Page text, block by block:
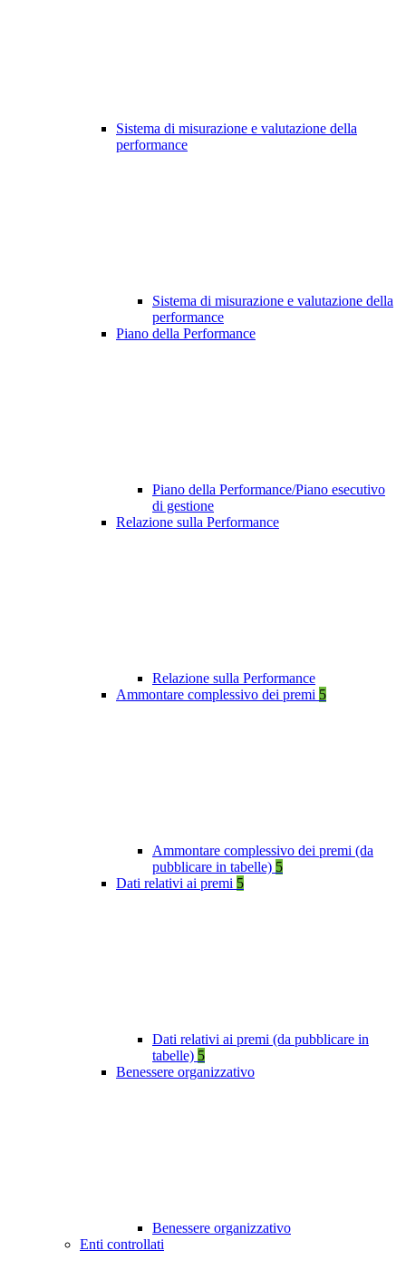
Sistema di misurazione e valutazione della
performance
Sistema di misurazione e valutazione della
performance
Piano della Performance
Piano della Performance/Piano esecutivo
di gestione
Relazione sulla Performance
Relazione sulla Performance
Ammontare complessivo dei premi 5
Ammontare complessivo dei premi (da
pubblicare in tabelle) 5
Dati relativi ai premi 5
Dati relativi ai premi (da pubblicare in
tabelle) 5
Benessere organizzativo
Benessere organizzativo
Enti controllati